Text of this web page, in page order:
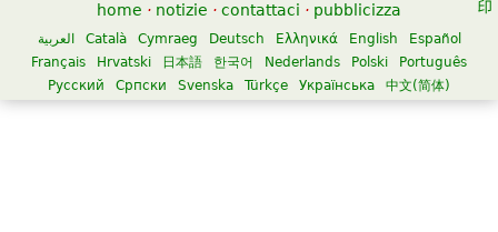
home · notizie · contattaci · pubblicizza
العربية Català Cymraeg Deutsch Ελληνικά English
Español
Français
Hrvatski 日本語 한국어 Nederlands Polski
Português
Русский
Српски Svenska Türkçe Українська 中文(简体)